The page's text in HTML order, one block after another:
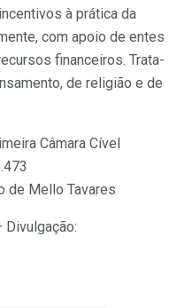
à prática da
com apoio de entes
financeiros. Trata-
de religião e de
Câmara Cível
de Mello Tavares
Divulgação: